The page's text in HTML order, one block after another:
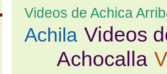
Videos de Achica
Achila Videos
Achocalla